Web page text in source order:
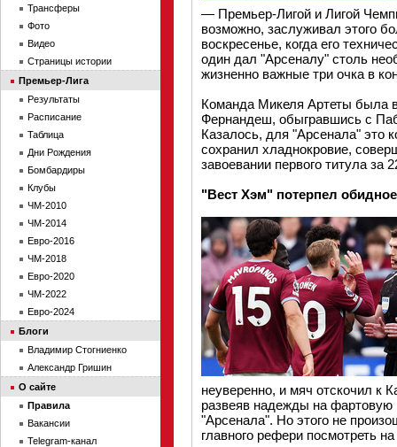
— Премьер-Лигой и Лигой
возможно, заслуживал этого
воскресенье, когда его
один дал "Арсеналу" столь
жизненно важные три очка в
Команда Микеля Артеты была
Фернандеш, обыгравшись с
Казалось, для "Арсенала" это
сохранил хладнокровие,
завоевании первого титула за
"Вест Хэм" потерпел
неуверенно, и мяч отскочил к
развеяв надежды на фартовую
"Арсенала". Но этого не
главного рефери посмотреть
Трансферы
Фото
Видео
Страницы истории
Премьер-Лига
Результаты
Расписание
Таблица
Дни Рождения
Бомбардиры
Клубы
ЧМ-2010
ЧМ-2014
Евро-2016
ЧМ-2018
Евро-2020
ЧМ-2022
Евро-2024
Блоги
Владимир Стогниенко
Александр Гришин
О сайте
Правила
Вакансии
Telegram-канал